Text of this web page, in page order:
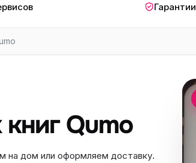
плита Варочная панель
Гарантии
Qumo
на дом или оформляем доставку.